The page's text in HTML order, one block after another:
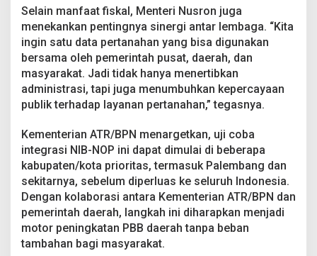
u
m
s
e
S
e
g
r
I
n
t
e
r
a
s
Selain manfaat fiskal, Menteri Nusron juga
menekankan pentingnya sinergi antar lembaga. “Kita
ingin satu data pertanahan yang bisa digunakan
bersama oleh pemerintah pusat, daerah, dan
masyarakat. Jadi tidak hanya menertibkan
administrasi, tapi juga menumbuhkan kepercayaan
publik terhadap layanan pertanahan,” tegasnya.
Kementerian ATR/BPN menargetkan, uji coba
integrasi NIB-NOP ini dapat dimulai di beberapa
kabupaten/kota prioritas, termasuk Palembang dan
sekitarnya, sebelum diperluas ke seluruh Indonesia.
Dengan kolaborasi antara Kementerian ATR/BPN dan
pemerintah daerah, langkah ini diharapkan menjadi
motor peningkatan PBB daerah tanpa beban
tambahan bagi masyarakat.